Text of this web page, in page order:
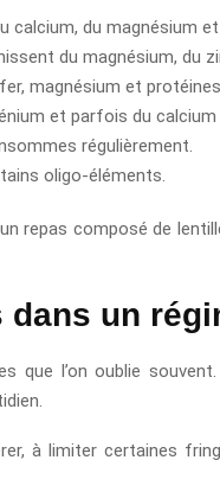
calcium, du magnésium
du magnésium, du
magnésium et
et parfois du
régulièrement.
oligo-éléments.
repas composé de
un
que l’on oublie
à limiter certaines